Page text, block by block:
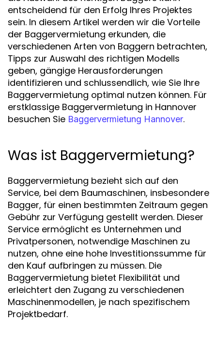
entscheidend für den Erfolg Ihres Projektes
sein. In diesem Artikel werden wir die Vorteile
der Baggervermietung erkunden, die
verschiedenen Arten von Baggern betrachten,
Tipps zur Auswahl des richtigen Modells
geben, gängige Herausforderungen
identifizieren und schlussendlich, wie Sie Ihre
Baggervermietung optimal nutzen können. Für
erstklassige Baggervermietung in Hannover
besuchen Sie Baggervermietung Hannover.
Was ist Baggervermietung?
Baggervermietung bezieht sich auf den
Service, bei dem Baumaschinen, insbesondere
Bagger, für einen bestimmten Zeitraum gegen
Gebühr zur Verfügung gestellt werden. Dieser
Service ermöglicht es Unternehmen und
Privatpersonen, notwendige Maschinen zu
nutzen, ohne eine hohe Investitionssumme für
den Kauf aufbringen zu müssen. Die
Baggervermietung bietet Flexibilität und
erleichtert den Zugang zu verschiedenen
Maschinenmodellen, je nach spezifischem
Projektbedarf.